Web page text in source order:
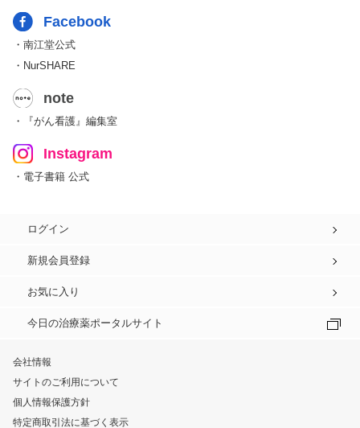
Facebook
・南江堂公式
・NurSHARE
note
・『がん看護』編集室
Instagram
・電子書籍 公式
ログイン
新規会員登録
お気に入り
今日の治療薬ポータルサイト
会社情報
サイトのご利用について
個人情報保護方針
特定商取引法に基づく表示